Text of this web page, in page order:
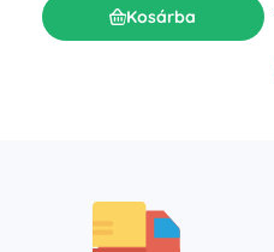
Kosárba